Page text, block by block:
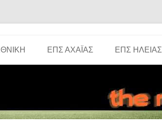
ΕΠΣ ΑΧΑΪ́ΑΣ ΕΠΣ ΗΛΕΊΑΣ